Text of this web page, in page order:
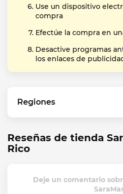
Use un dispositivo
compra
Efectúe la compra en
Desactive programas
los enlaces de
Regiones
Reseñas de tienda
Rico
Deje un comentario